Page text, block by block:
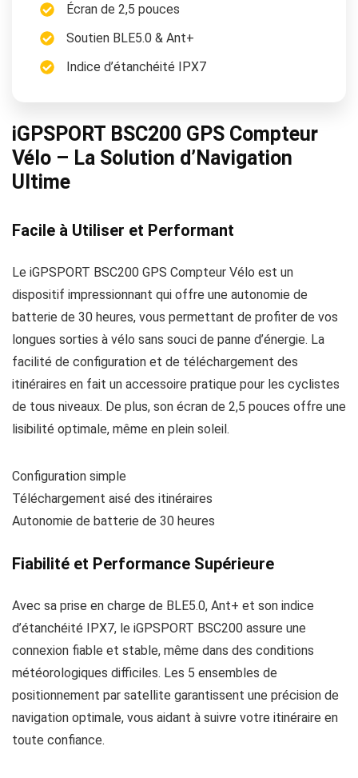
Écran de 2,5 pouces
Soutien BLE5.0 & Ant+
Indice d’étanchéité IPX7
iGPSPORT BSC200 GPS Compteur
Vélo – La Solution d’Navigation
Ultime
Facile à Utiliser et Performant
Le iGPSPORT BSC200 GPS Compteur Vélo est un
dispositif impressionnant qui offre une autonomie de
batterie de 30 heures, vous permettant de profiter de vos
longues sorties à vélo sans souci de panne d’énergie. La
facilité de configuration et de téléchargement des
itinéraires en fait un accessoire pratique pour les cyclistes
de tous niveaux. De plus, son écran de 2,5 pouces offre une
lisibilité optimale, même en plein soleil.
Configuration simple
Téléchargement aisé des itinéraires
Autonomie de batterie de 30 heures
Fiabilité et Performance Supérieure
Avec sa prise en charge de BLE5.0, Ant+ et son indice
d’étanchéité IPX7, le iGPSPORT BSC200 assure une
connexion fiable et stable, même dans des conditions
météorologiques difficiles. Les 5 ensembles de
positionnement par satellite garantissent une précision de
navigation optimale, vous aidant à suivre votre itinéraire en
toute confiance.